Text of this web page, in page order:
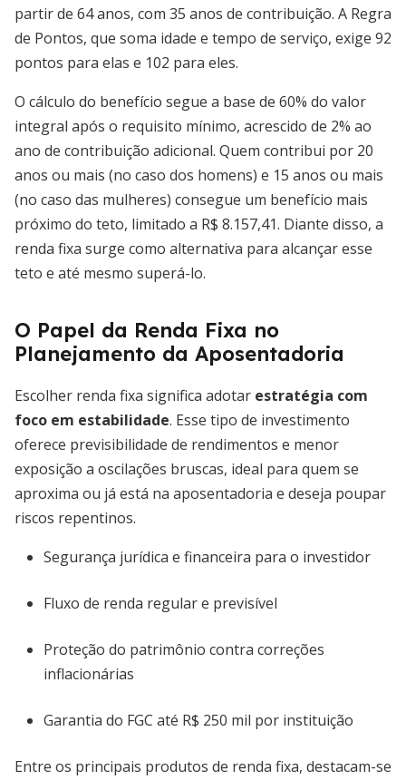
partir de 64 anos, com 35 anos de contribuição. A Regra
de Pontos, que soma idade e tempo de serviço, exige 92
pontos para elas e 102 para eles.
O cálculo do benefício segue a base de 60% do valor
integral após o requisito mínimo, acrescido de 2% ao
ano de contribuição adicional. Quem contribui por 20
anos ou mais (no caso dos homens) e 15 anos ou mais
(no caso das mulheres) consegue um benefício mais
próximo do teto, limitado a R$ 8.157,41. Diante disso, a
renda fixa surge como alternativa para alcançar esse
teto e até mesmo superá-lo.
O Papel da Renda Fixa no
Planejamento da Aposentadoria
Escolher renda fixa significa adotar estratégia com
foco em estabilidade. Esse tipo de investimento
oferece previsibilidade de rendimentos e menor
exposição a oscilações bruscas, ideal para quem se
aproxima ou já está na aposentadoria e deseja poupar
riscos repentinos.
Segurança jurídica e financeira para o investidor
Fluxo de renda regular e previsível
Proteção do patrimônio contra correções
inflacionárias
Garantia do FGC até R$ 250 mil por instituição
Entre os principais produtos de renda fixa, destacam-se